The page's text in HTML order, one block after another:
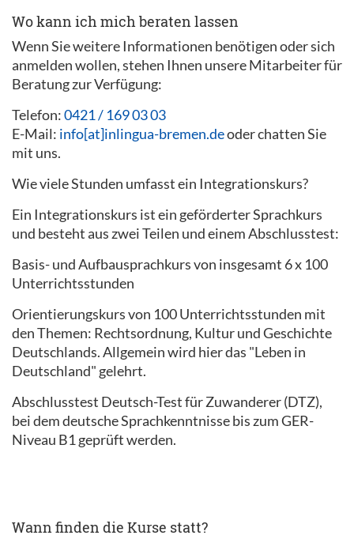
Wo kann ich mich beraten lassen
Wenn Sie weitere Informationen benötigen oder sich
anmelden wollen, stehen Ihnen unsere Mitarbeiter für
Beratung zur Verfügung:
Telefon:0421 / 169 03 03
E-Mail: info[at]inlingua-bremen.deoder chatten Sie
mit uns.
Wie viele Stunden umfasst ein Integrationskurs?
Ein Integrationskurs ist ein geförderter Sprachkurs
und besteht aus zwei Teilen und einem Abschlusstest:
Basis- und Aufbausprachkurs von insgesamt 6 x 100
Unterrichtsstunden
Orientierungskurs von 100 Unterrichtsstunden mit
den Themen: Rechtsordnung, Kultur und Geschichte
Deutschlands. Allgemein wird hier das "Leben in
Deutschland" gelehrt.
Abschlusstest Deutsch-Test für Zuwanderer (DTZ),
bei dem deutsche Sprachkenntnisse bis zum GER-
Niveau B1 geprüft werden.
Wann finden die Kurse statt?